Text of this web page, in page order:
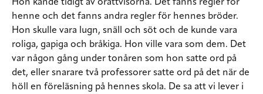
Hon kände tidigt av orättvisorna. Det fanns regler för
henne och det fanns andra regler för hennes bröder.
Hon skulle vara lugn, snäll och söt och de kunde vara
roliga, gapiga och bråkiga. Hon ville vara som dem. Det
var någon gång under tonåren som hon satte ord på
det, eller snarare två professorer satte ord på det när de
höll en föreläsning på hennes skola. De sa att vi lever i